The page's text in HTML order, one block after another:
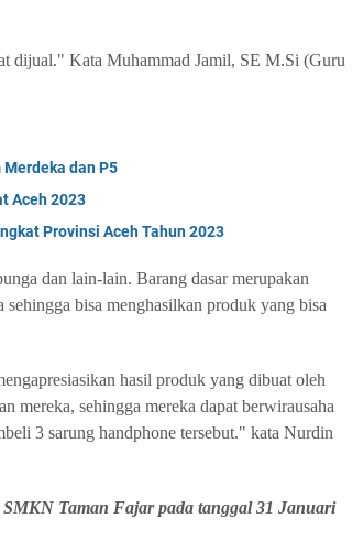
dijual." Kata Muhammad Jamil, SE M.Si (Guru
dan P5
Aceh 2023
Provinsi Aceh Tahun 2023
dan lain-lain. Barang dasar merupakan
bisa menghasilkan produk yang bisa
hasil produk yang dibuat oleh
sehingga mereka dapat berwirausaha
3 sarung handphone tersebut." kata Nurdin
Taman Fajar pada tanggal 31 Januari